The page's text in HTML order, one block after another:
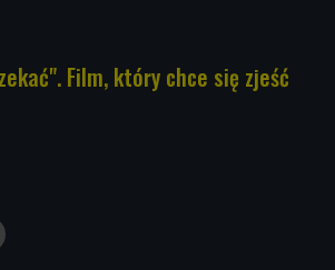
Film, który chce się zjeść